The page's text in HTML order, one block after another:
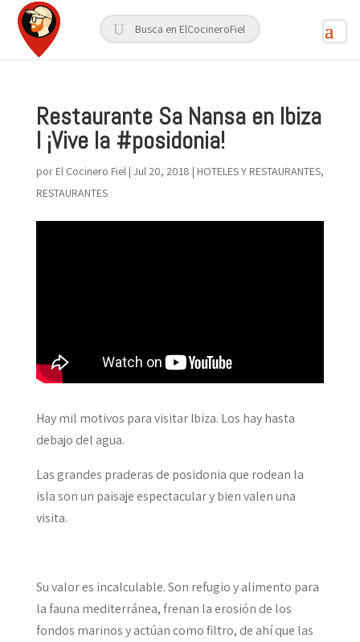
Restaurante Sa Nansa en Ibiza
I ¡Vive la #posidonia!
por El Cocinero Fiel| Jul 20, 2018 | HOTELES Y RESTAURANTES,
RESTAURANTES
Hay mil motivos para visitar Ibiza. Los hay hasta
debajo del agua.
Las grandes praderas de posidonia que rodean la
isla son un paisaje espectacular y bien valen una
visita.
Su valor es incalculable. Son refugio y alimento para
la fauna mediterránea, frenan la erosión de los
fondos marinos y actúan como filtro, de ahí que las